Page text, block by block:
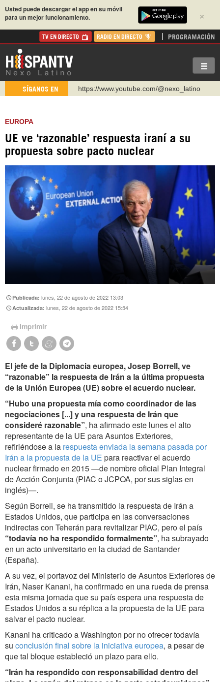
×
Usted puede descargar el app en su móvil
para un mejor funcionamiento.
TV EN DIRECTO RADIO EN DIRECTO PROGRAMACIÓN
SÍGANOS EN
https://www.youtube.com/@nexo_latino
https://urmedium.com/c/hispantv
WhatsApp y Viber: +98 921 79 29 404
https://www.facebook.com/Nexolatino.Canal
EUROPA
UE ve ‘razonable’ respuesta iraní a su
propuesta sobre pacto nuclear
Publicada:lunes, 22 de agosto de 2022 13:03
Actualizada:lunes, 22 de agosto de 2022 15:54
Imprimir
El jefe de la Diplomacia europea, Josep Borrell, ve
“razonable” la respuesta de Irán a la última propuesta
de la Unión Europea (UE) sobre el acuerdo nuclear.
“Hubo una propuesta mía como coordinador de las
negociaciones [...] y una respuesta de Irán que
consideré razonable”, ha afirmado este lunes el alto
representante de la UE para Asuntos Exteriores,
refiriéndose a la respuesta enviada la semana pasada por
Irán a la propuesta de la UE para reactivar el acuerdo
nuclear firmado en 2015 —de nombre oficial Plan Integral
de Acción Conjunta (PIAC o JCPOA, por sus siglas en
inglés)—.
Según Borrell, se ha transmitido la respuesta de Irán a
Estados Unidos, que participa en las conversaciones
indirectas con Teherán para revitalizar PIAC, pero el país
“todavía no ha respondido formalmente”, ha subrayado
en un acto universitario en la ciudad de Santander
(España).
A su vez, el portavoz del Ministerio de Asuntos Exteriores de
Irán, Naser Kanani, ha confirmado en una rueda de prensa
esta misma jornada que su país espera una respuesta de
Estados Unidos a su réplica a la propuesta de la UE para
salvar el pacto nuclear.
Kanani ha criticado a Washington por no ofrecer todavía
su conclusión final sobre la iniciativa europea, a pesar de
que tal bloque estableció un plazo para ello.
“Irán ha respondido con responsabilidad dentro del